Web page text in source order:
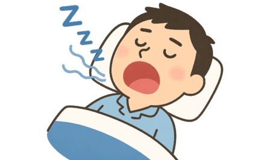
086-243-2011
9:00-18:00 土曜午後・日曜祝休診